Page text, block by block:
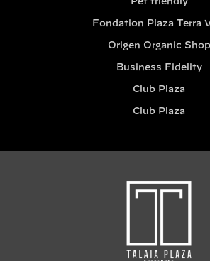
Pet friendly
Fondation Plaza Terra
Origen Organic Shop
Business Fidelity
Club Plaza
Club Plaza